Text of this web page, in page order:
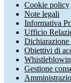
Cookie policy
Note legali
Informativa
Ufficio
Dichiarazione
Obiettivi di
Gestione